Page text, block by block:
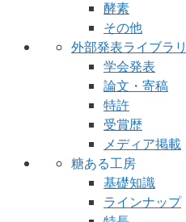
酵素
その他
外部発表ライブラ
学会発表
論文・寄稿
特許
受賞歴
メディア掲載
糖ある工房
基礎知識
ラインナップ